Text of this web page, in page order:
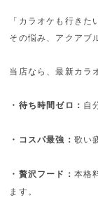
「カラオケも行き
その悩み、アクアブ
当店なら、最新カラ
・待ち時間ゼロ： 自
・コスパ最強： 歌い
・贅沢フード： 本格
ます。